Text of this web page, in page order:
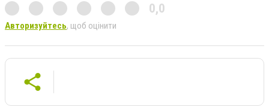
0,0
Авторизуйтесь, щоб оцінити